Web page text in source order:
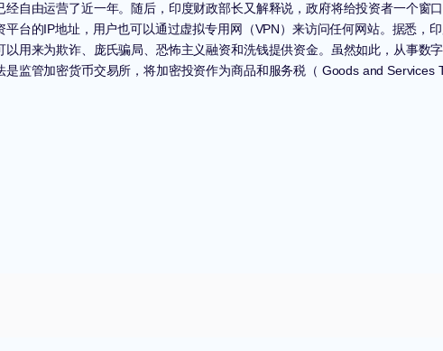
自由运营了近一年。随后，印度财政部长又解释说，政府将给投资者一个窗
台的IP地址，用户也可以通过虚拟专用网（VPN）来访问任何网站。 据悉，
用来为欺诈、庞氏骗局、恐怖主义融资和洗钱提供资金。 虽然如此，从事数
监管加密货币交易所，将加密投资作为商品和服务税（ Goods and